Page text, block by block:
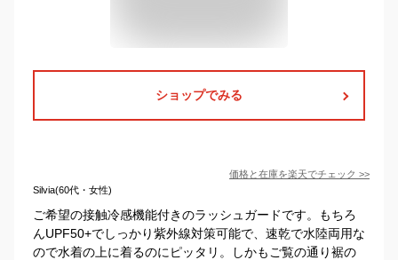
ショップでみる
価格と在庫を楽天でチェック >>
Silvia(60代・女性)
ご希望の接触冷感機能付きのラッシュガードです。もちろ
んUPF50+でしっかり紫外線対策可能で、速乾で水陸両用な
ので水着の上に着るのにピッタリ。しかもご覧の通り裾の